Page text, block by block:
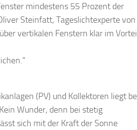
mindestens 55 Prozent der
Steinfatt, Tageslichtexperte von
vertikalen Fenstern klar im
(PV) und Kollektoren liegt
Wunder, denn bei stetig
sich mit der Kraft der Sonne